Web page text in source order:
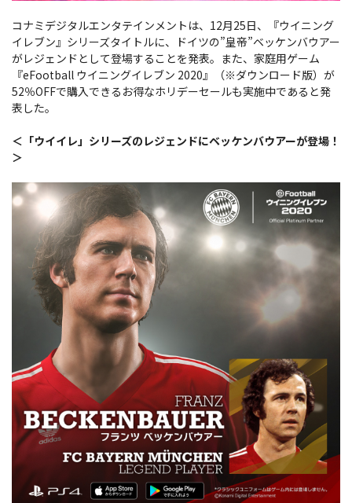
コナミデジタルエンタテインメントは、12月25日、『ウイニング
イレブン』シリーズタイトルに、ドイツの”皇帝”ベッケンバウアー
がレジェンドとして登場することを発表。また、家庭用ゲーム
『eFootball ウイニングイレブン 2020』（※ダウンロード版）が
52％OFFで購入できるお得なホリデーセールも実施中であると発
表した。
＜「ウイイレ」シリーズのレジェンドにベッケンバウアーが登場！
＞